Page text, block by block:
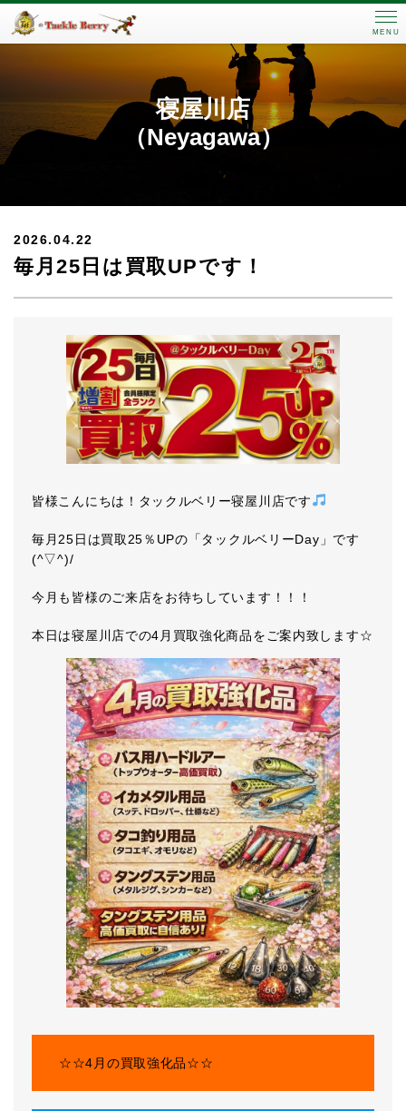
MENU
寝屋川店
（Neyagawa）
2026.04.22
毎月25日は買取UPです！
皆様こんにちは！タックルベリー寝屋川店です
毎月25日は買取25％UPの「タックルベリーDay」です
(^▽^)/
今月も皆様のご来店をお待ちしています！！！
本日は寝屋川店での4月買取強化商品をご案内致します☆
☆☆4月の買取強化品☆☆